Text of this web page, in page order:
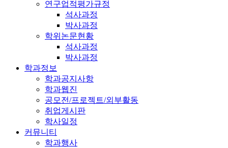
연구업적평가규정
석사과정
박사과정
학위논문현황
석사과정
박사과정
학과정보
학과공지사항
학과웹진
공모전/프로젝트/외부활동
취업게시판
학사일정
커뮤니티
학과행사